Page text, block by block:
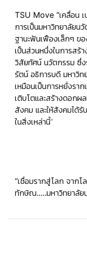
TSU Move “เคลื่อน
การเป็นมหาวิทยาลัยน
ฐานะฟันเฟืองเล็กๆ ข
เป็นส่วนหนึ่งในการส
วิสัยทัศน์ นวัตกรรม ซึ่ง
รัตน์อธิการบดี มหาวิท
เหมือนเป็นการหยั่งรา
เติบโตและสร้างดอกผ
สังคม และให้สังคมได้รั
ในสิ่งเหล่านี้”
“เชื่อมรากสู่โลก จากโ
ทักษิณ.....มหาวิทยาลัย